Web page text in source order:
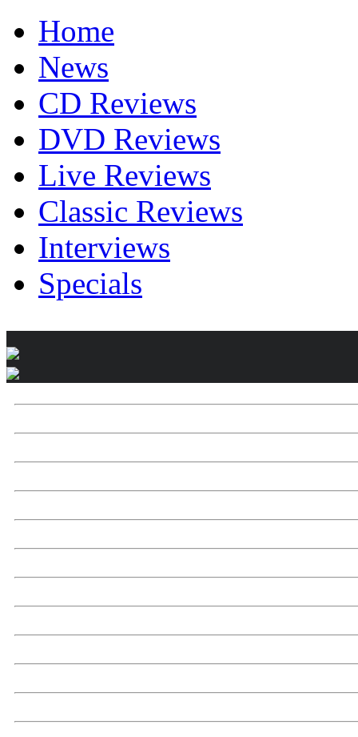
Home
News
CD Reviews
DVD Reviews
Live Reviews
Classic Reviews
Interviews
Specials